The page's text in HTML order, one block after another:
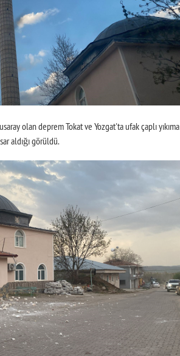
olan deprem Tokat ve Yozgat'ta ufak çaplı yıkıma
aldığı görüldü.